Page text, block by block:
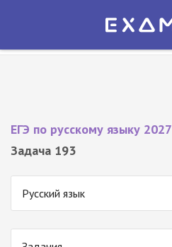
Экзамер — ЕГЭ 2027
ЕГЭ по русскому языку 2027
Задача 193
Русский язык